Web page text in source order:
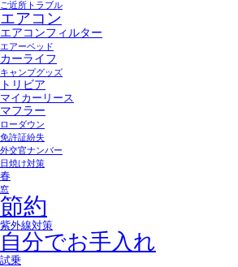
ご近所トラブル
エアコン
エアコンフィルター
エアーベッド
カーライフ
キャンプグッズ
トリビア
マイカーリース
マフラー
ローダウン
免許証紛失
外交官ナンバー
日焼け対策
春
窓
節約
紫外線対策
自分でお手入れ
試乗